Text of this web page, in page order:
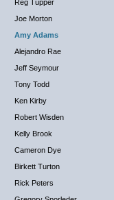
Reg Tupper
Joe Morton
Amy Adams
Alejandro Rae
Jeff Seymour
Tony Todd
Ken Kirby
Robert Wisden
Kelly Brook
Cameron Dye
Birkett Turton
Rick Peters